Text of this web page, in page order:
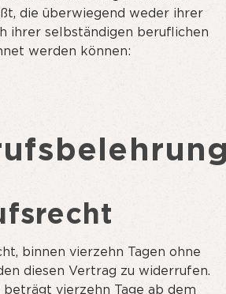
die überwiegend weder ihrer
ihrer selbständigen beruflichen
werden können:
binnen vierzehn Tagen ohne
diesen Vertrag zu widerrufen.
beträgt vierzehn Tage ab dem